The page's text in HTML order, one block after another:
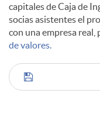
capitales de Caja de
socias asistentes el
con una empresa real,
de valores.
C